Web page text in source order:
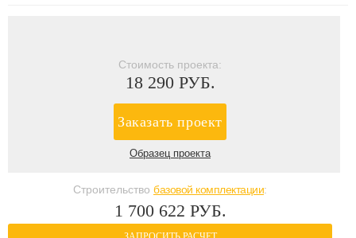
Стоимость проекта:
18 290 РУБ.
Заказать проект
Образец проекта
Строительство базовой комплектации:
1 700 622 РУБ.